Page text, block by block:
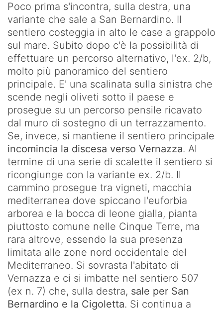
Poco prima s'incontra, sulla destra, una
variante che sale a San Bernardino. Il
sentiero costeggia in alto le case a grappolo
sul mare. Subito dopo c'è la possibilità di
effettuare un percorso alternativo, l'ex. 2/b,
molto più panoramico del sentiero
principale. E' una scalinata sulla sinistra che
scende negli oliveti sotto il paese e
prosegue su un percorso pensile ricavato
dal muro di sostegno di un terrazzamento.
Se, invece, si mantiene il sentiero principale
incomincia la discesa verso Vernazza. Al
termine di una serie di scalette il sentiero si
ricongiunge con la variante ex. 2/b. Il
cammino prosegue tra vigneti, macchia
mediterranea dove spiccano l'euforbia
arborea e la bocca di leone gialla, pianta
piuttosto comune nelle Cinque Terre, ma
rara altrove, essendo la sua presenza
limitata alle zone nord occidentale del
Mediterraneo. Si sovrasta l'abitato di
Vernazza e ci si imbatte nel sentiero 507
(ex n. 7) che, sulla destra, sale per San
Bernardino e la Cigoletta. Si continua a